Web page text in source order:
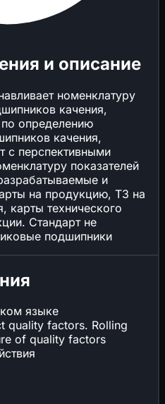
и описание
номенклатуру
качения,
определению
качения,
с перспективными
показателей
и
на продукцию, ТЗ на
карты технического
Стандарт не
подшипники
языке
quality factors. Rolling
of quality factors